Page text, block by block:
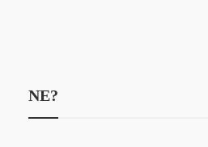
NE?